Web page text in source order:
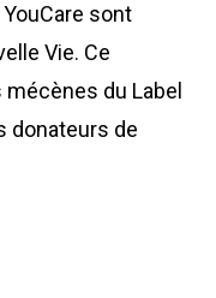
sont
Vie. Ce
du Label
donateurs de